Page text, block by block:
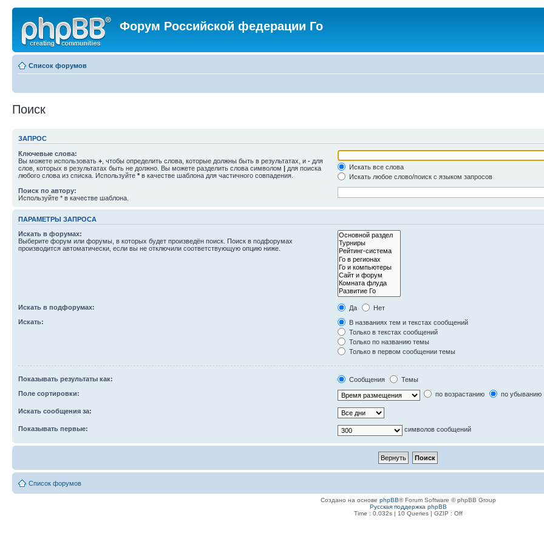
Форум Российской федерации Го
Список форумов
Поиск
ЗАПРОС
Ключевые слова:
Вы можете использовать + , чтобы определить слова, которые должны быть в результатах, и - для
слов, которых в результатах быть не должно. Вы можете разделить слова символом | для поиска
любого слова из списка. Используйте * в качестве шаблона для частичного совпадения.
Искать все слова
Искать любое слово/поиск с языком запросов
Поиск по автору:
Используйте * в качестве шаблона.
ПАРАМЕТРЫ ЗАПРОСА
Искать в форумах:
Выберите форум или форумы, в которых будет произведён поиск. Поиск в подфорумах
производится автоматически, если вы не отключили соответствующую опцию ниже.
Искать в подфорумах: Да
Нет
Искать:
В названиях тем и текстах сообщений
Только в текстах сообщений
Только по названию темы
Только в первом сообщении темы
Показывать результаты как: Сообщения
Темы
Поле сортировки:
по возрастанию по убыванию
Искать сообщения за:
Показывать первые: символов сообщений
Список форумов
Создано на основе phpBB® Forum Software © phpBB Group
Русская поддержка phpBB
Time : 0.032s | 10 Queries | GZIP : Off